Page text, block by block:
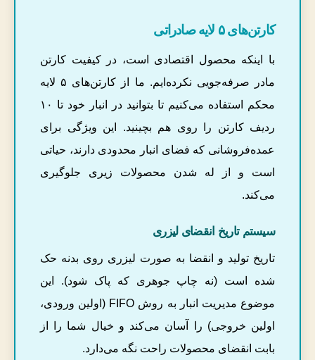
کارتن‌های ۵ لایه صادراتی
با اینکه محصول اقتصادی است، در کیفیت کارتن
مادر صرفه‌جویی نکرده‌ایم. ما از کارتن‌های ۵ لایه
محکم استفاده می‌کنیم تا بتوانید در انبار خود تا ۱۰
ردیف کارتن را روی هم بچینید. این ویژگی برای
عمده‌فروشانی که فضای انبار محدودی دارند، حیاتی
است و از له شدن محصولات زیری جلوگیری
می‌کند.
سیستم تاریخ انقضای لیزری
تاریخ تولید و انقضا به صورت لیزری روی بدنه حک
شده است (نه چاپ جوهری که پاک شود). این
موضوع مدیریت انبار به روش FIFO (اولین ورودی،
اولین خروجی) را آسان می‌کند و خیال شما را از
بابت انقضای محصولات راحت نگه می‌دارد.